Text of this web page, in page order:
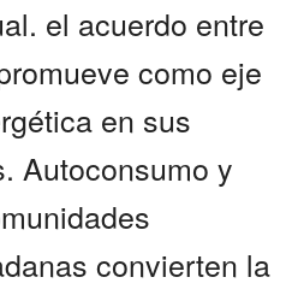
el acuerdo entre
como eje
en sus
Autoconsumo y
convierten la